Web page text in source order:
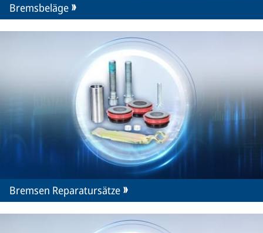
Bremsbeläge
Bremsen Reparatursätze